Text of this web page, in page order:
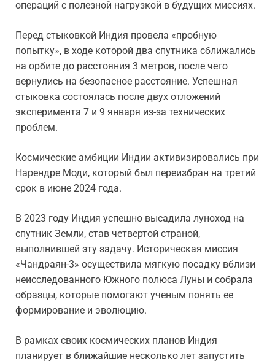
операций с полезной нагрузкой в будущих миссиях.
Перед стыковкой Индия провела «пробную
попытку», в ходе которой два спутника сближались
на орбите до расстояния 3 метров, после чего
вернулись на безопасное расстояние. Успешная
стыковка состоялась после двух отложений
эксперимента 7 и 9 января из-за технических
проблем.
Космические амбиции Индии активизировались при
Нарендре Моди, который был переизбран на третий
срок в июне 2024 года.
В 2023 году Индия успешно высадила луноход на
спутник Земли, став четвертой страной,
выполнившей эту задачу. Историческая миссия
«Чандраян-3» осуществила мягкую посадку вблизи
неисследованного Южного полюса Луны и собрала
образцы, которые помогают ученым понять ее
формирование и эволюцию.
В рамках своих космических планов Индия
планирует в ближайшие несколько лет запустить